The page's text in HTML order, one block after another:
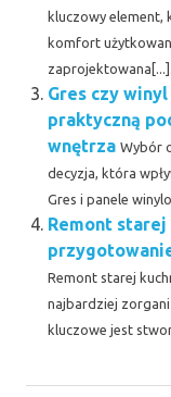
kluczowy element,
komfort
zaprojektowana[...]...
Gres czy
praktyczną
wnętrza Wybór
decyzja, która
Gres i panele
Remont
Remont starej
najbardziej
kluczowe jest